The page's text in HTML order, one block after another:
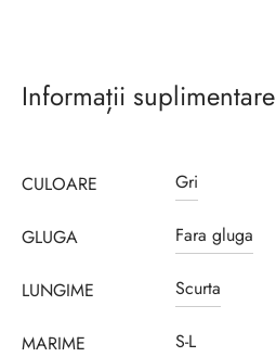
Informații suplimentare
CULOARE Gri
GLUGA Fara gluga
LUNGIME Scurta
MARIME S-L